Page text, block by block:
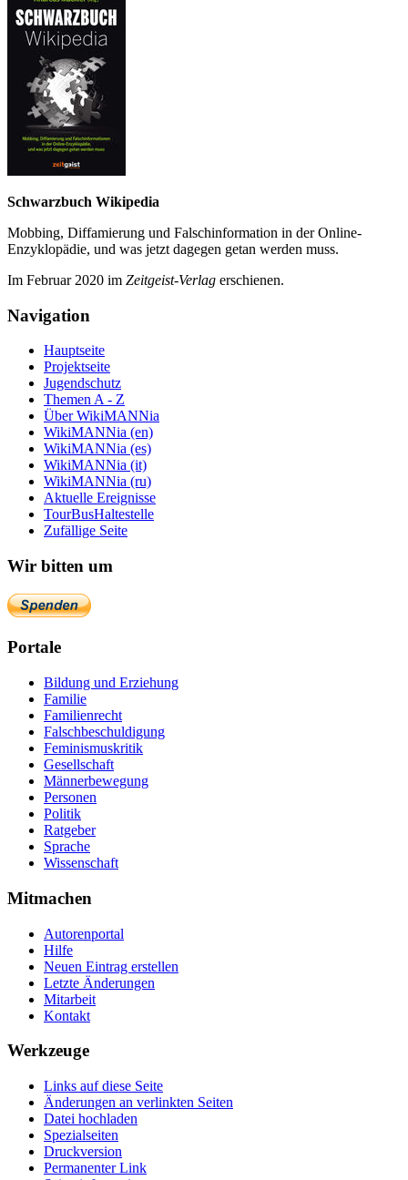
Schwarzbuch Wikipedia
Mobbing, Diffamierung und Falsch­information in der Online-
Enzyklo­pädie, und was jetzt da­gegen getan werden muss.
Im Februar 2020 im Zeit­geist-Verlag erschienen.
Navigation
Hauptseite
Projektseite
Jugendschutz
Themen A - Z
Über WikiMANNia
WikiMANNia (en)
WikiMANNia (es)
WikiMANNia (it)
WikiMANNia (ru)
Aktuelle Ereignisse
TourBusHaltestelle
Zufällige Seite
Wir bitten um
Portale
Bildung und Erziehung
Familie
Familienrecht
Falschbeschuldigung
Feminismuskritik
Gesellschaft
Männerbewegung
Personen
Politik
Ratgeber
Sprache
Wissenschaft
Mitmachen
Autorenportal
Hilfe
Neuen Eintrag erstellen
Letzte Änderungen
Mitarbeit
Kontakt
Werkzeuge
Links auf diese Seite
Änderungen an verlinkten Seiten
Datei hochladen
Spezialseiten
Druckversion
Permanenter Link